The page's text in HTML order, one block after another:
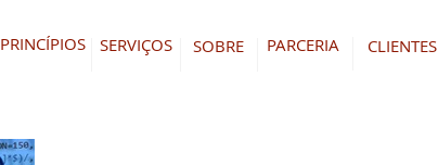
SERVIÇOS
PRINCÍPIOS PARCERIA
SOBRE CLIENTES